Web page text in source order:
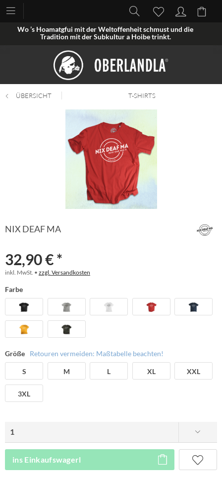
Wo ’s Hoamatgfui mit der Weltoffenheit schmust und die
Tradition mit der Subkultur a Hoibe trinkt.
ÜBERSICHT T-SHIRTS
NIX DEAF MA
32,90 € *
inkl. MwSt. • zzgl. Versandkosten
Farbe
Größe Retouren vermeiden: Maßtabelle beachten!
S M L XL XXL
3XL
ins Einkaufswagerl